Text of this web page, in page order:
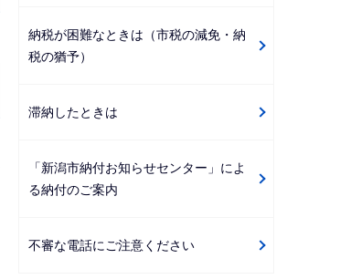
こ
こ
ら
納税が困難なときは（市税の減免・納
税の猶予）
滞納したときは
「新潟市納付お知らせセンター」によ
る納付のご案内
不審な電話にご注意ください